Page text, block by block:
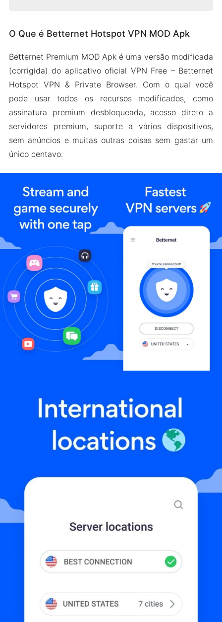
Recursos do Betternet Hotspot VPN MOD Apk
Escudo de internet
Todos os anúncios removidos
Várias conexões
Segurança Wi-Fi
Mais algumas funcionalidades
Como Baixar e Instalar o Betternet Premium
Apk no Android
As Pessoas Também Perguntam (FAQs)
Embrulhando-o
O Que é Betternet Hotspot VPN MOD Apk
Betternet Premium MOD Apk é uma versão modificada
(corrigida) do aplicativo oficial VPN Free – Betternet
Hotspot VPN & Private Browser. Com o qual você
pode usar todos os recursos modificados, como
assinatura premium desbloqueada, acesso direto a
servidores premium, suporte a vários dispositivos,
sem anúncios e muitas outras coisas sem gastar um
único centavo.